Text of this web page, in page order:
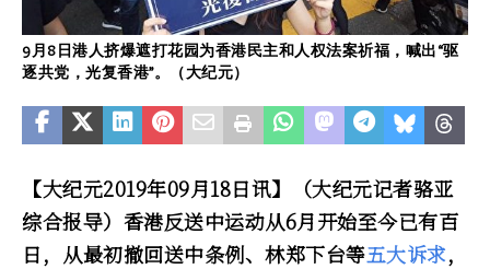
9月8日港人挤爆遮打花园为香港民主和人权法案祈福，喊出“驱
逐共党，光复香港”。（大纪元）
【大纪元2019年09月18日讯】（大纪元记者骆亚
综合报导）香港反送中运动从6月开始至今已有百
日，从最初撤回送中条例、林郑下台等五大诉求，